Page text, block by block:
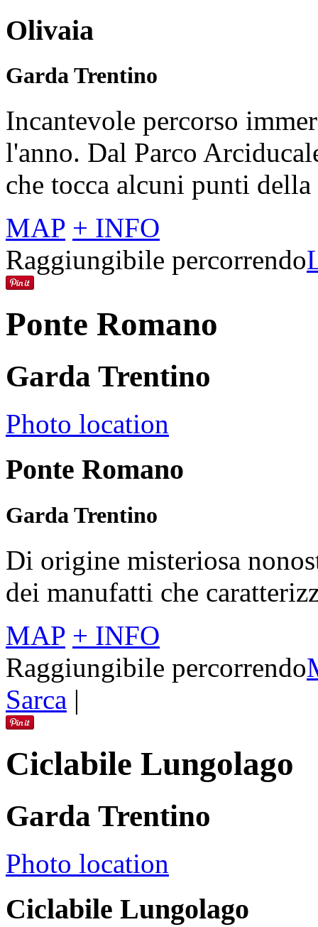
Olivaia
Garda Trentino
Incantevole percorso
l'anno. Dal Parco
che tocca alcuni punti
MAP + INFO
Raggiungibile percorrendo
Ponte Romano
Garda Trentino
Photo location
Ponte Romano
Garda Trentino
Di origine misteriosa
dei manufatti che
MAP + INFO
Raggiungibile percorrendo
Sarca |
Ciclabile Lungolago
Garda Trentino
Photo location
Ciclabile Lungolago